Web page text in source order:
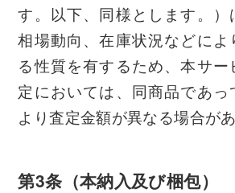
す。以下、同様とします。）
相場動向、在庫状況などによ
る性質を有するため、本サー
定においては、同商品であっ
より査定金額が異なる場合があ
第3条（本納入及び梱包）